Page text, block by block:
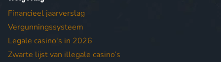
Financieel jaarverslag
Vergunningssysteem
Legale casino's in 2026
Zwarte lijst van illegale casino’s